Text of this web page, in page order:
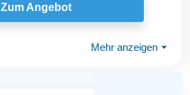
Zum Angebot
Mehr anzeigen ⏷